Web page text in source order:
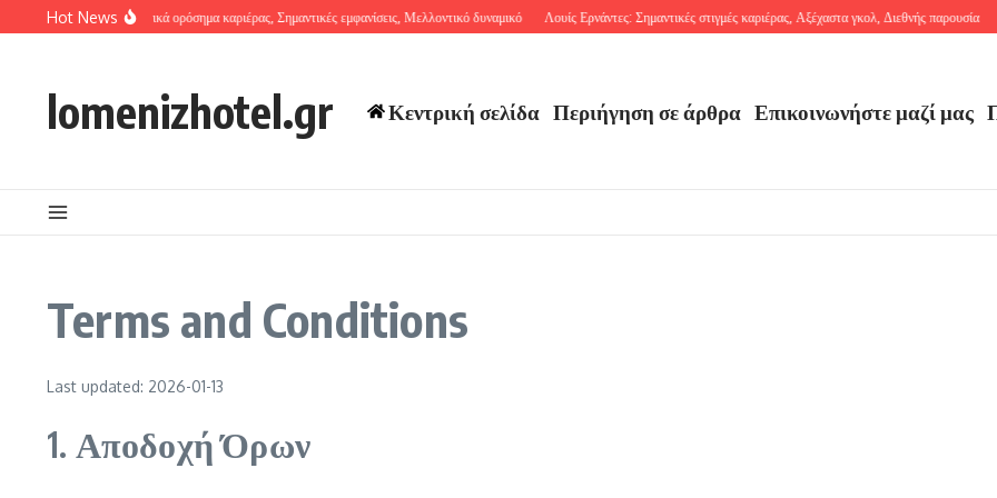
Skip to content
Hot News
Ντιέγκο Λαΐνες: Σημαντικά ορόσημα καριέρας, Σημαντικές εμφανίσεις, Μελλοντικό δυναμικό Λουίς Ερνάντες: Σημαντικές στιγμές καριέρας, Αξέχαστα γκολ, Διεθνής παρουσία
lomenizhotel.gr Κεντρική σελίδα Περιήγηση σε άρθρα Επικοινωνήστε μαζί μας
Terms and Conditions
Last updated: 2026-01-13
1. Αποδοχή Όρων